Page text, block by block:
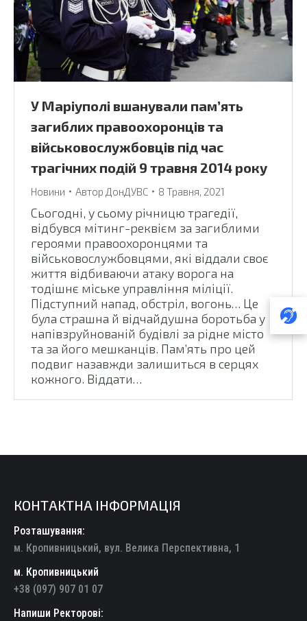
У Маріуполі вшанували пам’ять
загиблих правоохоронців та
військовослужбовців під час
трагічних подій 9 травня 2014 року
Новини Автор ДонДУВС 8 Травня, 2021
Сьогодні, у сьому річницю трагедії,
відбувся мітинг-реквієм за загиблими
героями правоохоронцями та
військовослужбовцями, які віддали своє
життя відбиваючи атаку ворога на
тодішнє міське управління міліції.
Підступний напад, обстріл, вогонь… Це
була страшна й відчайдушна боротьба у
напівзруйнованій будівлі за рідне місто
та за його мешканців. Пам’ять про цей
подвиг назавжди залишиться в серцях
кожного. Віддати…
КОНТАКТНА ІНФОРМАЦІЯ
Розташування:
м. Кропивницький, вул. Велика Перспективна, 1
м. Кропивницький
+38 (097) 907 01 07
Напиши Ректорові: